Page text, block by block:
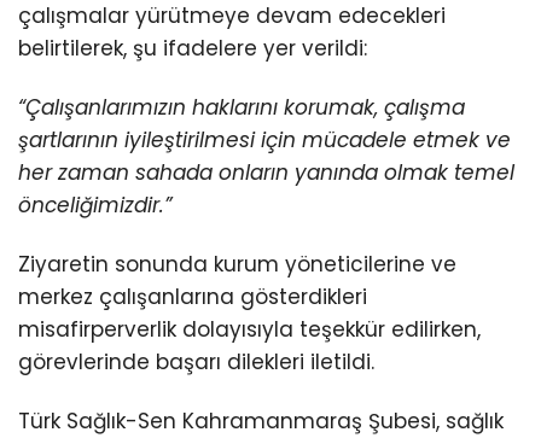
çalışmalar yürütmeye devam edecekleri
belirtilerek, şu ifadelere yer verildi:
“Çalışanlarımızın haklarını korumak, çalışma
şartlarının iyileştirilmesi için mücadele etmek ve
her zaman sahada onların yanında olmak temel
önceliğimizdir.”
Ziyaretin sonunda kurum yöneticilerine ve
merkez çalışanlarına gösterdikleri
misafirperverlik dolayısıyla teşekkür edilirken,
görevlerinde başarı dilekleri iletildi.
Türk Sağlık-Sen Kahramanmaraş Şubesi, sağlık